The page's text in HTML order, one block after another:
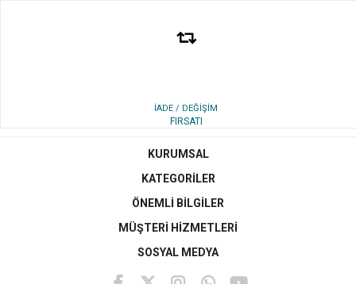
İADE / DEĞİŞİM
FIRSATI
KURUMSAL
KATEGORİLER
ÖNEMLİ BİLGİLER
MÜŞTERİ HİZMETLERİ
SOSYAL MEDYA